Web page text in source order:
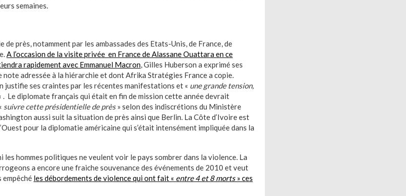
semaines.
près, notamment par les ambassades des Etats-Unis, de France, de
A l’occasion de la visite privée en France de Alassane Ouattara en ce
rapidement avec Emmanuel Macron, Gilles Huberson a exprimé ses
note adressée à la hiérarchie et dont Afrika Stratégies France a copie.
justifie ses craintes par les récentes manifestations et « une grande tension,
. Le diplomate français qui était en fin de mission cette année devrait
suivre cette présidentielle de près» selon des indiscrétions du Ministère
aussi suit la situation de près ainsi que Berlin. La Côte d’Ivoire est
pour la diplomatie américaine qui s’était intensément impliquée dans la
les hommes politiques ne veulent voir le pays sombrer dans la violence. La
a encore une fraiche souvenance des événements de 2010 et veut
empêché les débordements de violence qui ont fait « entre 4 et 8 morts» ces